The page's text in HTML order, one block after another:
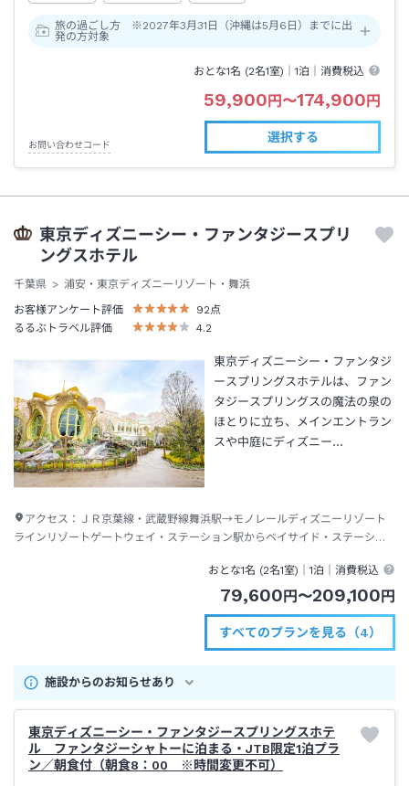
旅の過ごし方 ※2027年3月31日（沖縄は5月6日）までに出
発の方対象
おとな1名 (2名1室)｜1泊 ｜消費税込
59,900円〜174,900円
お問い合わせコード
選択する
東京ディズニーシー・ファンタジースプリ
ングスホテル
千葉県
浦安・東京ディズニーリゾート・舞浜
お客様アンケート評価
92点
るるぶトラベル評価
4.2
東京ディズニーシー・ファンタジ
ースプリングスホテルは、ファン
タジースプリングスの魔法の泉の
ほとりに立ち、メインエントラン
スや中庭にディズニー…
アクセス： ＪＲ京葉線・武蔵野線舞浜駅→モノレールディズニーリゾート
ラインリゾートゲートウェイ・ステーション駅からベイサイド・ステーショ
おとな1名 (2名1室)｜1泊 ｜消費税込
79,600円〜209,100円
すべてのプランを見る（4）
施設からのお知らせあり
東京ディズニーシー・ファンタジースプリングスホテ
ル ファンタジーシャトーに泊まる・JTB限定1泊プラ
ン／朝食付（朝食8：00 ※時間変更不可）